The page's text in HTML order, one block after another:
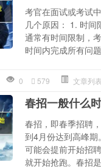
考官在面试或考试
几个原因： 1. 时间
通常有时间限制，
时间内完成所有问
0 579 文章列表
春招一般什么
春招，即春季招聘
到4月份达到高峰期
可能会提前开始招
就开始抢跑。春招